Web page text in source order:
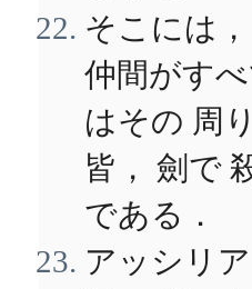
そこには
仲間がす
はその 周
皆， 劍で
である．
アッシリ